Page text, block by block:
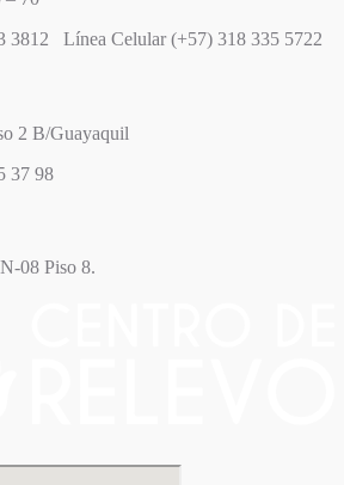
3812 Línea Celular (+57) 318 335 5722
2 B/Guayaquil
37 98
08 Piso 8.